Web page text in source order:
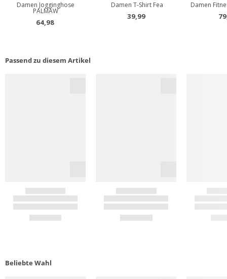
Passend zu diesem Artikel
Beliebte Wahl